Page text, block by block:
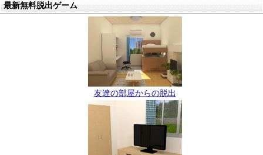
最新無料脱出ゲーム
友達の部屋からの脱出